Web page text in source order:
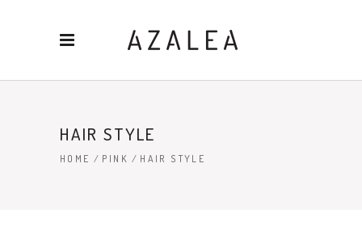
HAIR STYLE
HOME / PINK / HAIR STYLE